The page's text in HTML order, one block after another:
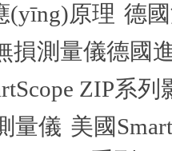
(yīng)原理 德
損測量儀德國
ZIP系
量儀 美國